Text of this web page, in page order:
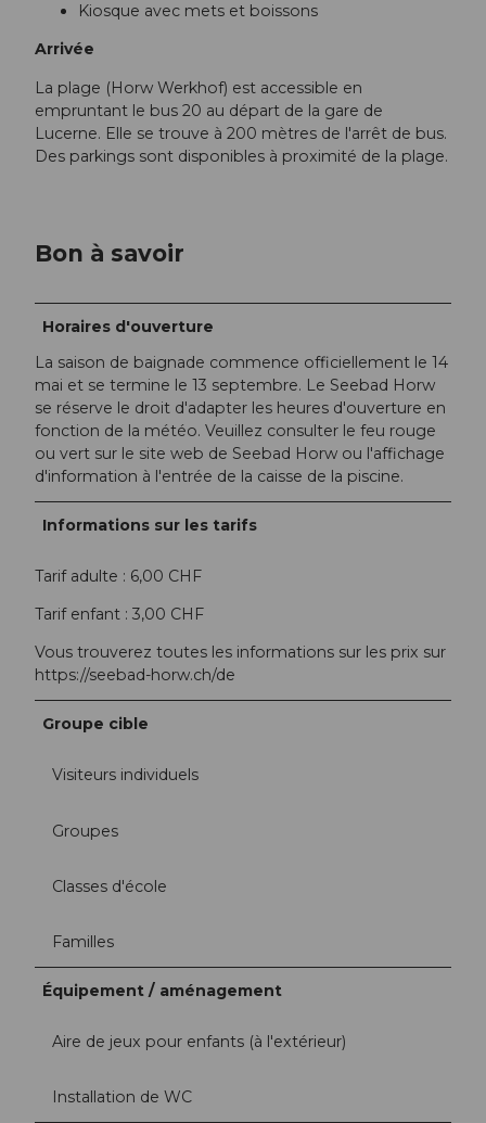
Kiosque avec mets et boissons
Arrivée
La plage (Horw Werkhof) est accessible en
empruntant le bus 20 au départ de la gare de
Lucerne. Elle se trouve à 200 mètres de l'arrêt de bus.
Des parkings sont disponibles à proximité de la plage.
Bon à savoir
Horaires d'ouverture
La saison de baignade commence officiellement le 14
mai et se termine le 13 septembre. Le Seebad Horw
se réserve le droit d'adapter les heures d'ouverture en
fonction de la météo. Veuillez consulter le feu rouge
ou vert sur le site web de Seebad Horw ou l'affichage
d'information à l'entrée de la caisse de la piscine.
Informations sur les tarifs
Tarif adulte : 6,00 CHF
Tarif enfant : 3,00 CHF
Vous trouverez toutes les informations sur les prix sur
https://seebad-horw.ch/de
Groupe cible
Visiteurs individuels
Groupes
Classes d'école
Familles
Équipement / aménagement
Aire de jeux pour enfants (à l'extérieur)
Installation de WC